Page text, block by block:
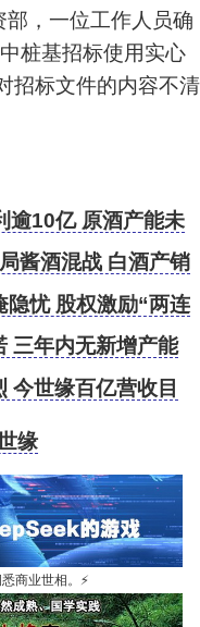
，一位工作人员确
桩基招标使用实心
招标文件的内容不清
逾10亿 原酒产能未
酱酒混战 白酒产销
久忧 股权激励“两连
三年内无新增产能
今世缘百亿营收目
缘
商业世相。 ⚡